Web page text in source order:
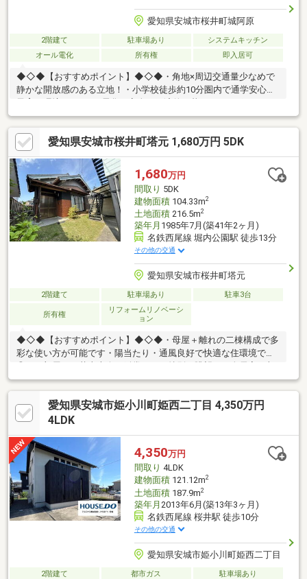
愛知県安城市桜井町城阿原
2階建て 駐車場あり
システムキッチン
オール電化
所有権 即入居可
◆◇◆【おすすめポイント】◆◇◆・角地×周辺交通量少なめで
静かな開放感のある立地！・小学校徒歩約10分圏内で通学安心の
す◎・全居室に収納完備で室内すっきり、収納力充実！・庭10坪
以上でガーデニングや遊び場に最適な外部空間！◆◇◆【周辺環
境】◆◇◆・アピタ安城南店 徒歩約10分・ミニストップ安城碧
海桜井店 徒歩約10分・スギドラッグ桜井店 徒歩約8分・セリ
アアピタ安城南店 徒歩約10分・三井ショッピングパークららぽ
ーと安城 車で約16分△▼住宅ローンのご相談や、現地内覧のご
予約等いつでも承っております♪△▼
愛知県安城市桜井町塔元 1,680万円 5DK
1,680万円
間取り 5DK
建物面積104.33m2
土地面積216.5m2
築年月 1985年7月(築41年2ヶ月)
名鉄西尾線 堀内公園駅 徒歩13分
その他の交通
愛知県安城市桜井町塔元
2階建て 駐車場あり 駐車3台
所有権
リフォームリノベーシ
ョン
◆◇◆【おすすめポイント】◆◇◆・母屋＋離れの二棟構成で多
彩な使い方が可能です・陽当たり・通風良好で快適な住環境です
納完備で整理整頓しやすい間取り♪・土地65坪のゆとりある敷地
でのびのび暮らせます！◆◇◆【周辺環境】◆◇◆・アピタ安城
南店 徒歩約14分・ミニストップ安城碧海桜井店 徒歩約12分・
スギドラッグ桜井店 徒歩約10分・セリアアピタ安城南店 徒歩
△▼土日祝のご来店・ご案内可能です！住資金計画や住宅ローン
のご相談も無料でご案内いたします△▼
愛知県安城市姫小川町姫西二丁目 4,350万円
4LDK
4,350万円
間取り 4LDK
建物面積121.12m2
土地面積187.9m2
築年月 2013年6月(築13年3ヶ月)
名鉄西尾線 桜井駅 徒歩10分
その他の交通
愛知県安城市姫小川町姫西二丁目
2階建て 都市ガス
駐車場あり